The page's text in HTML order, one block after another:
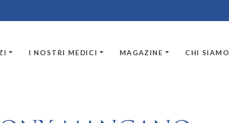
I NOSTRI MEDICI MAGAZINE CHI SIAMO